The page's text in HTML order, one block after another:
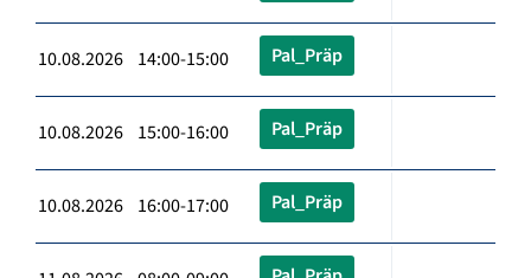
10.08.2026 14:00-15:00 Pal_Präp
10.08.2026 15:00-16:00 Pal_Präp
10.08.2026 16:00-17:00 Pal_Präp